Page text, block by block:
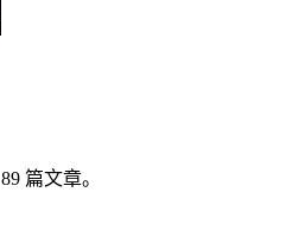
89 篇文章。